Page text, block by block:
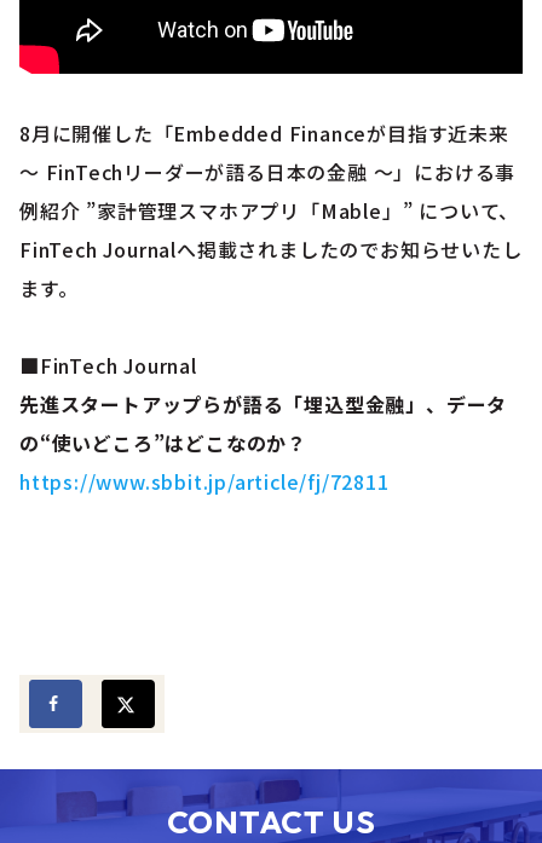
8月に開催した「Embedded Financeが目指す近未来
～ FinTechリーダーが語る日本の金融 ～」における事
例紹介 ”家計管理スマホアプリ「Mable」” について、
FinTech Journalへ掲載されましたのでお知らせいたし
ます。
■FinTech Journal
先進スタートアップらが語る「埋込型金融」、データ
の“使いどころ”はどこなのか？
https://www.sbbit.jp/article/fj/72811
CONTACT US